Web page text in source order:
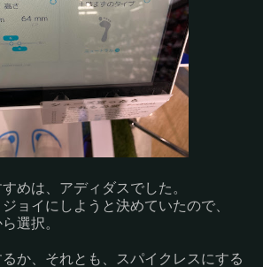
めは、アディダスでした。
ョイにしようと決めていたので、
選択。
か、それとも、スパイクレスにする